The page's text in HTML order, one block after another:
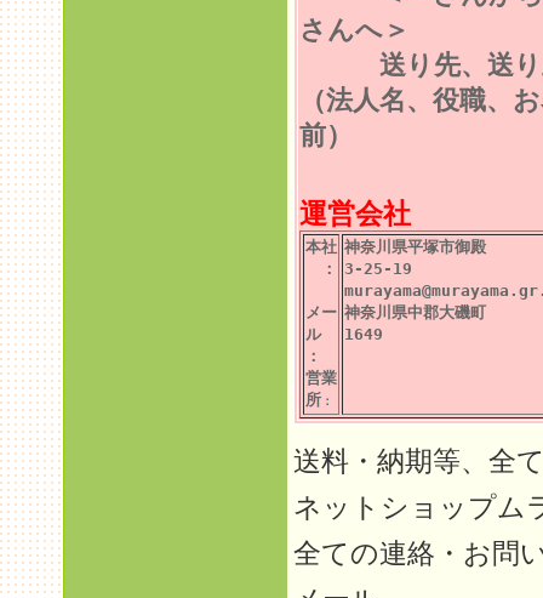
さんへ＞
送り先、送り
（法人名、役職、
前）
運営会社
本社
：
メー
ル
：
営業
所 ：
神奈川県平塚市御殿
3-25-19
神奈川県中郡大磯町
1649
送料・納期等、全
ネットショップム
全ての連絡・お問